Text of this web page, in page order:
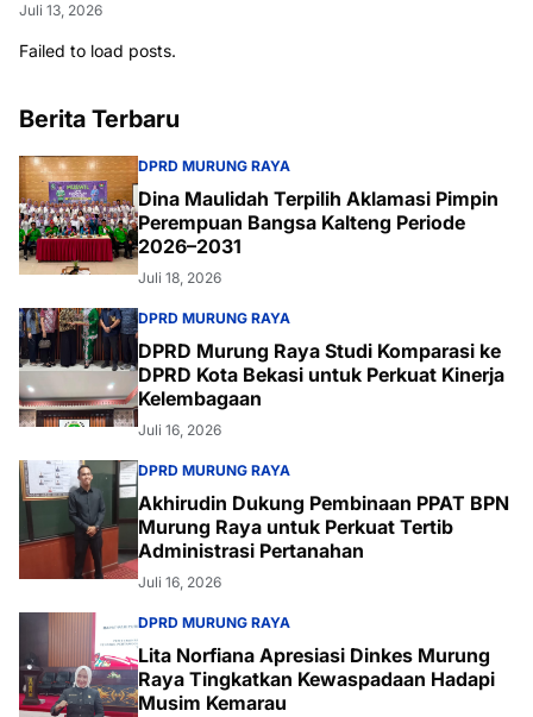
Juli 13, 2026
Failed to load posts.
Berita Terbaru
DPRD MURUNG RAYA
Dina Maulidah Terpilih Aklamasi Pimpin
Perempuan Bangsa Kalteng Periode
2026–2031
Juli 18, 2026
DPRD MURUNG RAYA
DPRD Murung Raya Studi Komparasi ke
DPRD Kota Bekasi untuk Perkuat Kinerja
Kelembagaan
Juli 16, 2026
DPRD MURUNG RAYA
Akhirudin Dukung Pembinaan PPAT BPN
Murung Raya untuk Perkuat Tertib
Administrasi Pertanahan
Juli 16, 2026
DPRD MURUNG RAYA
Lita Norfiana Apresiasi Dinkes Murung
Raya Tingkatkan Kewaspadaan Hadapi
Musim Kemarau